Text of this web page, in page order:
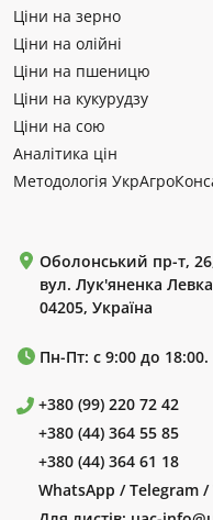
Ціни на зерно
Ціни на олійні
Ціни на пшеницю
Ціни на кукурудзу
Ціни на сою
Аналітика цін
Методологія
Оболонський пр-т,
вул. Лук'яненка
04205, Україна
Пн-Пт: с 9:00 до 18:00.
+380 (99) 220 72 42
+380 (44) 364 55 85
+380 (44) 364 61 18
WhatsApp / Telegram /